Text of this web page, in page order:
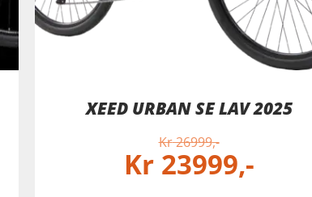
XEED URBAN SE LAV 2025
Kr26999
Kr23999